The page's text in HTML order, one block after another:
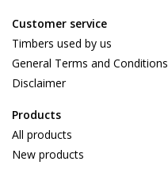
Customer service
Timbers used by us
General Terms and Conditions
Disclaimer
Products
All products
New products